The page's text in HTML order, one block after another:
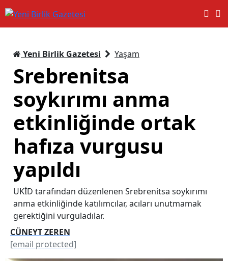
Yeni Birlik Gazetesi Yaşam
Srebrenitsa
soykırımı anma
etkinliğinde ortak
hafıza vurgusu
yapıldı
UKİD tarafından düzenlenen Srebrenitsa soykırımı
anma etkinliğinde katılımcılar, acıları unutmamak
gerektiğini vurguladılar.
CÜNEYT ZEREN
[email protected]